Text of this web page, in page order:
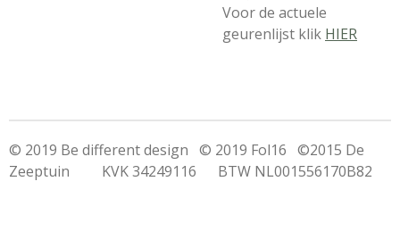
Voor de actuele
geurenlijst klik HIER
© 2019 Be different design © 2019 Fol16 ©2015 De
Zeeptuin KVK 34249116 BTW NL001556170B82